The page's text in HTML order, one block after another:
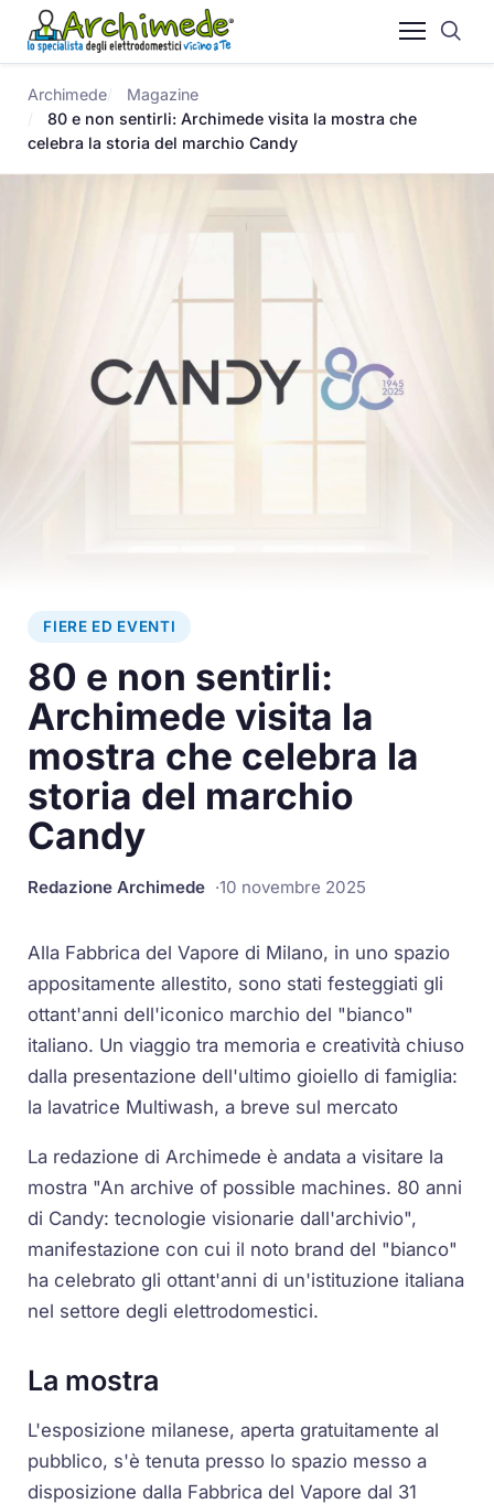
Archimede
Magazine
80 e non sentirli: Archimede visita la mostra che
celebra la storia del marchio Candy
FIERE ED EVENTI
80 e non sentirli:
Archimede visita la
mostra che celebra la
storia del marchio
Candy
Redazione Archimede 10 novembre 2025
Alla Fabbrica del Vapore di Milano, in uno spazio
appositamente allestito, sono stati festeggiati gli
ottant'anni dell'iconico marchio del "bianco"
italiano. Un viaggio tra memoria e creatività chiuso
dalla presentazione dell'ultimo gioiello di famiglia:
la lavatrice Multiwash, a breve sul mercato
La redazione di Archimede è andata a visitare la
mostra "An archive of possible machines. 80 anni
di Candy: tecnologie visionarie dall'archivio",
manifestazione con cui il noto brand del "bianco"
ha celebrato gli ottant'anni di un'istituzione italiana
nel settore degli elettrodomestici.
La mostra
L'esposizione milanese, aperta gratuitamente al
pubblico, s'è tenuta presso lo spazio messo a
disposizione dalla Fabbrica del Vapore dal 31